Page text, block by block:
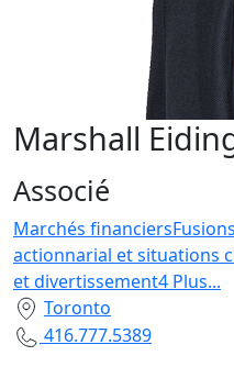
Marshall
Associé
Marchés financiers
actionnarial et situations
et divertissement4 Plus...
Toronto
416.777.5389